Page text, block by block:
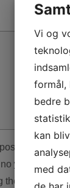
wild spirit
nice level
Vi og
formål,
bedre
kan
med